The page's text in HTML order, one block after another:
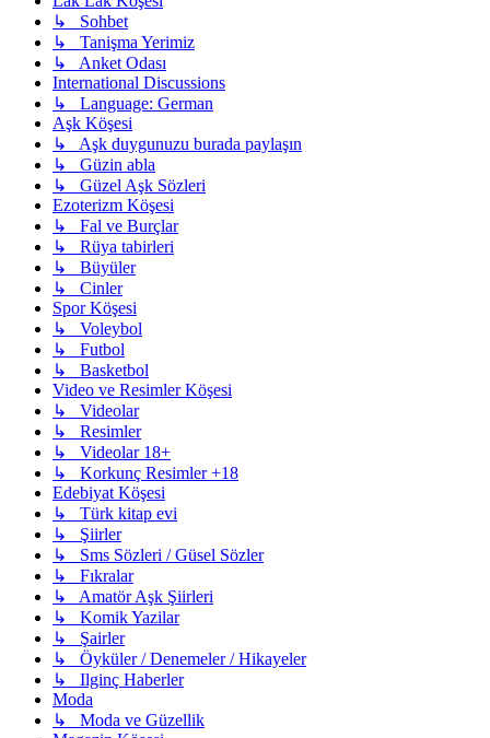
↳ Sohbet
↳ Tanişma Yerimiz
↳ Anket Odası
International Discussions
↳ Language: German
Aşk Köşesi
↳ Aşk duygunuzu burada paylaşın
↳ Güzin abla
↳ Güzel Aşk Sözleri
Ezoterizm Köşesi
↳ Fal ve Burçlar
↳ Rüya tabirleri
↳ Büyüler
↳ Cinler
Spor Köşesi
↳ Voleybol
↳ Futbol
↳ Basketbol
Video ve Resimler Köşesi
↳ Videolar
↳ Resimler
↳ Videolar 18+
↳ Korkunç Resimler +18
Edebiyat Köşesi
↳ Türk kitap evi
↳ Şiirler
↳ Sms Sözleri / Güsel Sözler
↳ Fıkralar
↳ Amatör Aşk Şiirleri
↳ Komik Yazilar
↳ Şairler
↳ Öyküler / Denemeler / Hikayeler
↳ Ilginç Haberler
Moda
↳ Moda ve Güzellik